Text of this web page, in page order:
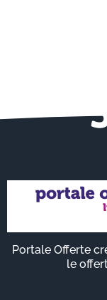
Portale Offerte
le